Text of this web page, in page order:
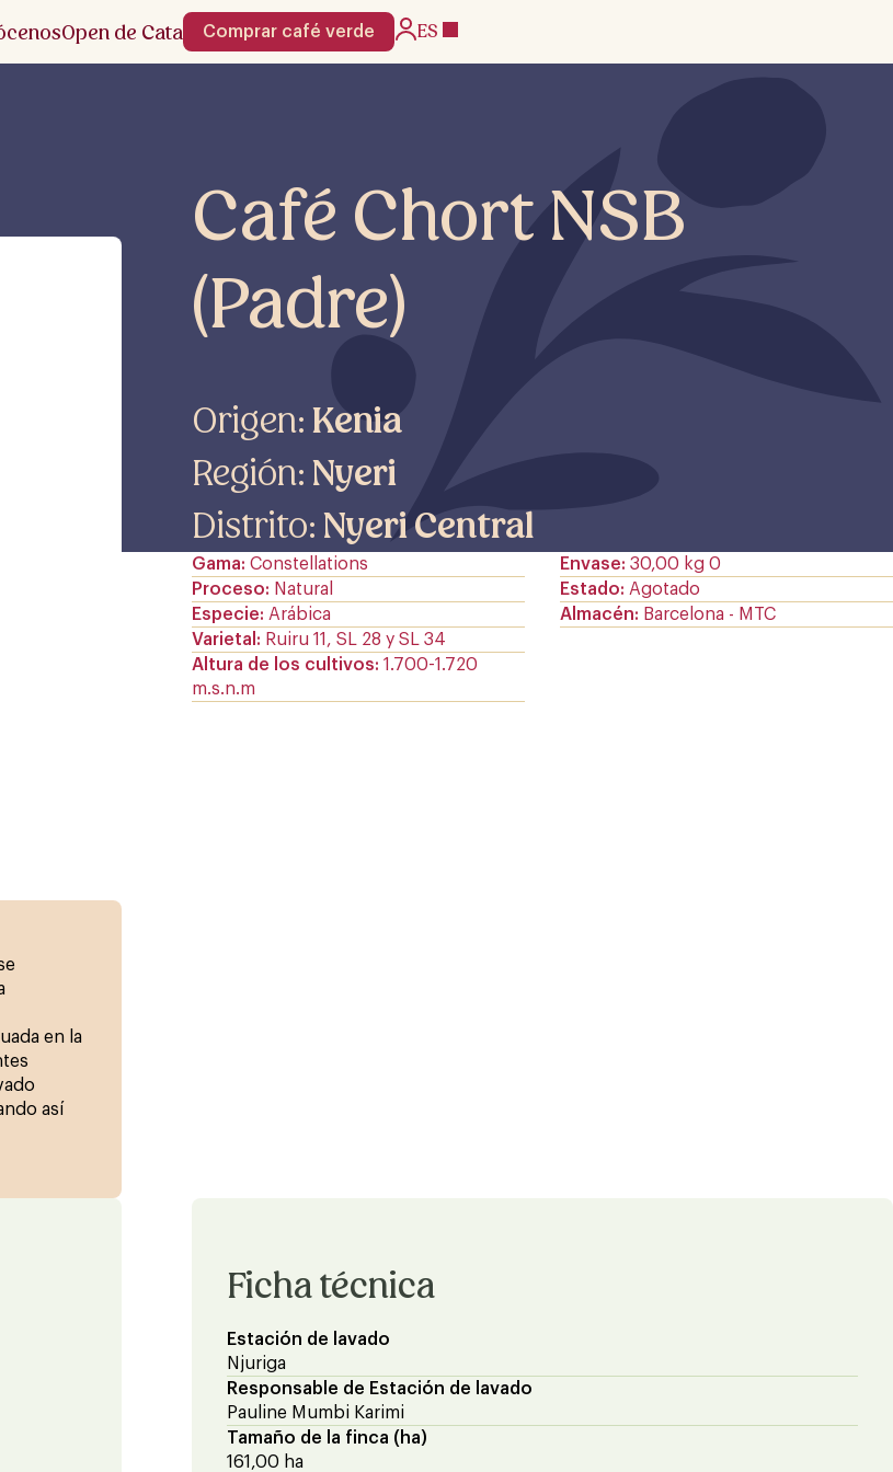
Open de Cata Comprar café verde ES
Café Chort NSB
(Padre)
Origen:Kenia
Región:Nyeri
Distrito:Nyeri Central
Gama Constellations
Proceso
Natural
Especie
Arábica
Varietal
Ruiru 11, SL 28 y SL 34
Altura de los cultivos 1.700-1.720
m.s.n.m
Envase 30,00 kg 0
Estado
Agotado
Almacén
Barcelona - MTC
en la
así
Ficha técnica
Estación de lavado
Njuriga
Responsable de Estación de lavado
Pauline Mumbi Karimi
Tamaño de la finca (ha)
161,00 ha